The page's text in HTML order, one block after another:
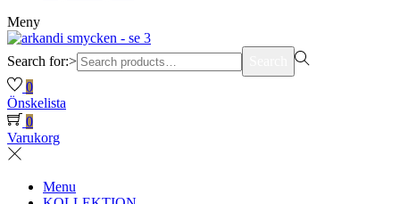
Meny
Search for:>
0
Önskelista
0
Varukorg
Menu